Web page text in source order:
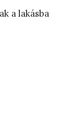
a lakásba